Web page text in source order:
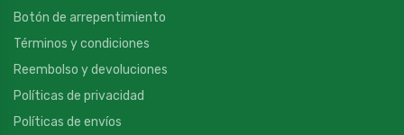
Botón de arrepentimiento
Términos y condiciones
Reembolso y devoluciones
Políticas de privacidad
Políticas de envíos